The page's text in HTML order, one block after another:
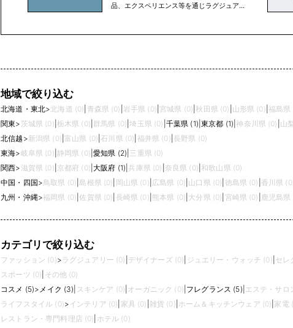
品、エクスペリエンス等を通じラグジュアリ
地域で絞り込む
北海道・東北> 北海道 (0) 青森県 (0) 岩手県 (0) |宮城県 (0) |秋田県 (0) 山形県 (0) 福島県
関東> 茨城県 (0) 栃木県 (0) 群馬県 (0) |埼玉県 (0) 千葉県 (1) |東京都 (1) |神奈川県 (0) 山
北信越 >新潟県 (0) |富山県 (0) 石川県 (0) 福井県 (0) 長野県 (0)
東海>岐阜県 (0) 静岡県 (0) |愛知県 (2) 三重県 (0)
関西>滋賀県 (0) 京都府 (0) |大阪府 (1) |兵庫県 (0) 奈良県 (0) |和歌山県 (0)
中国・四国>鳥取県 (0) |島根県 (0) 岡山県 (0) 広島県 (0) 山口県 (0) 徳島県 (0) 香川県
九州・沖縄>福岡県 (0) |佐賀県 (0) 長崎県 (0) 熊本県 (0) 大分県 (0) 宮崎県 (0) 鹿児島県
カテゴリで絞り込む
ファッション (0)> ラグジュアリー (0) デザイナーズ (0) ジュエリー・ウォッチ (0) セレ
スポーツ (0) その他 (0)
コスメ (5)> メイク (3) スキンケア (0) オーガニック (0) フレグランス (5) エステ・サロ
ライフスタイル (0)> インテリア (0) 家具 (0) 雑貨 (0) ホーム＆キッチンウェア (0) 家電
レストラン・専門料理店 (0) ホテル (0)